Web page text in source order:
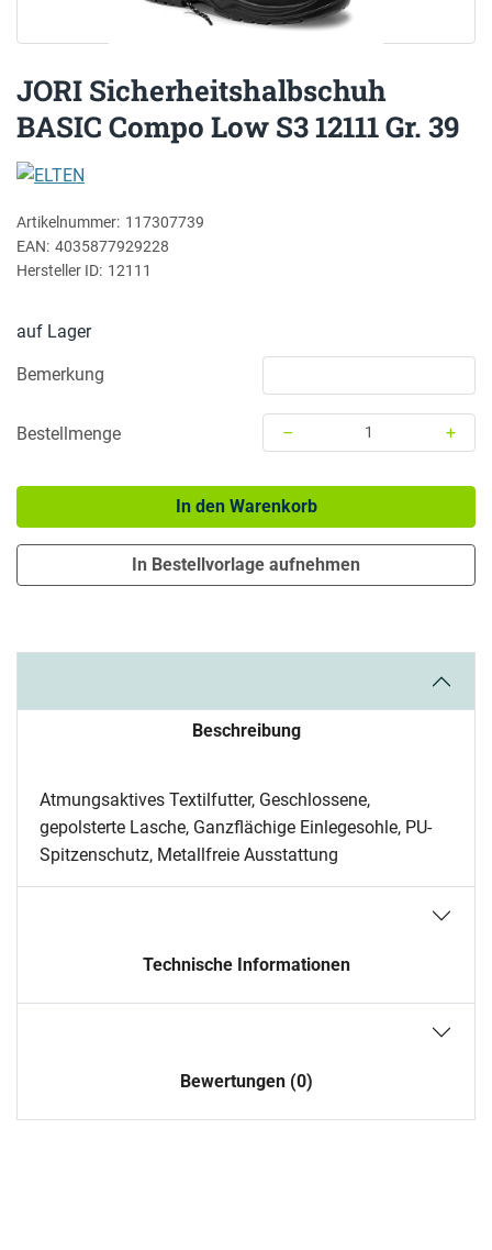
JORI Sicherheitshalbschuh
BASIC Compo Low S3 12111 Gr. 39
Artikelnummer: 117307739
EAN: 4035877929228
Hersteller ID: 12111
auf Lager
Bemerkung
Bestellmenge –
+
In den Warenkorb
In Bestellvorlage aufnehmen
Beschreibung
Atmungsaktives Textilfutter, Geschlossene,
gepolsterte Lasche, Ganzflächige Einlegesohle, PU-
Spitzenschutz, Metallfreie Ausstattung
Technische Informationen
Bewertungen (0)